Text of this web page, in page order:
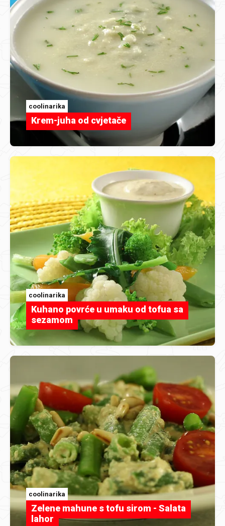
coolinarika
Krem-juha od cvjetače
coolinarika
Kuhano povrće u umaku od tofua sa
sezamom
coolinarika
Zelene mahune s tofu sirom - Salata
lahor